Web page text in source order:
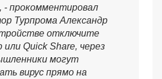
- прокомментировал
Турпрома Александр
отключите
Quick Share, через
могут
вирус прямо на